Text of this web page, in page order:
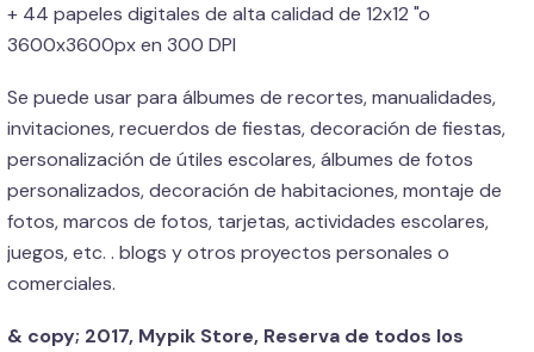
+ 44 papeles digitales de alta calidad de 12x12 "o
3600x3600px en 300 DPI
Se puede usar para álbumes de recortes, manualidades,
invitaciones, recuerdos de fiestas, decoración de fiestas,
personalización de útiles escolares, álbumes de fotos
personalizados, decoración de habitaciones, montaje de
fotos, marcos de fotos, tarjetas, actividades escolares,
juegos, etc. . blogs y otros proyectos personales o
comerciales.
& copy; 2017, Mypik Store, Reserva de todos los